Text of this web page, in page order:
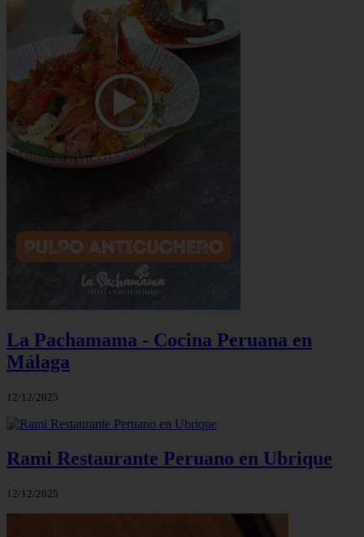
La Pachamama - Cocina Peruana en
Málaga
12/12/2025
Rami Restaurante Peruano en Ubrique
12/12/2025